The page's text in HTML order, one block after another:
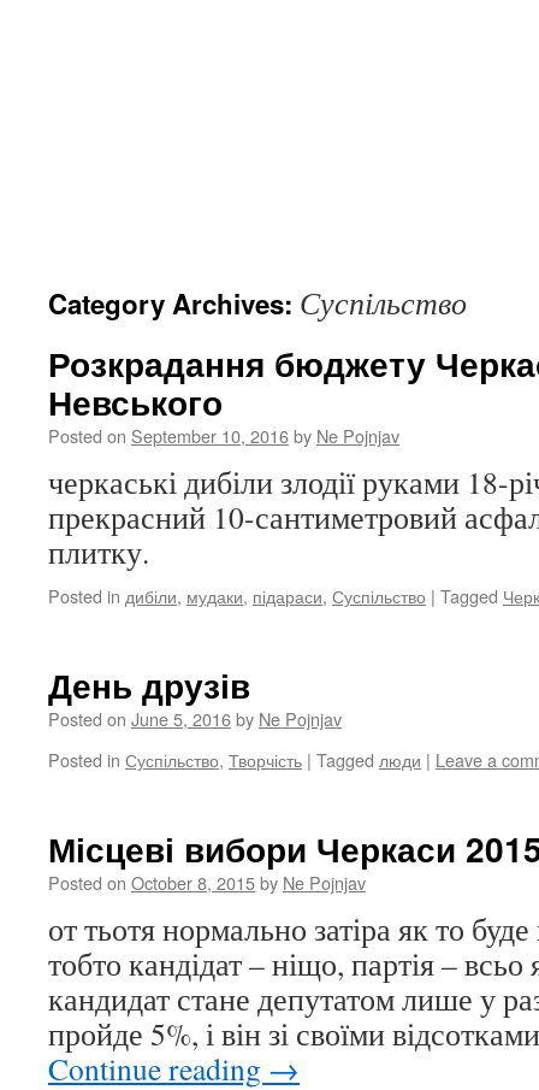
Category Archives: Суспільство
Розкрадання бюджету
Невського
Posted on September 10, 2016by Ne Pojnjav
черкаські дибіли злодії руками 18-
прекрасний 10-сантиметровий
плитку.
Posted in дибіли, мудаки, підараси, Суспільство | Tagged
День друзів
Posted on June 5, 2016by Ne Pojnjav
Posted in Суспільство, Творчість | Tagged люди | Leave a
Місцеві вибори Черкаси
Posted on October 8, 2015by Ne Pojnjav
от тьотя нормально затіра як то
тобто кандідат – ніщо, партія – всьо
кандидат стане депутатом лише у
пройде 5%, і він зі своїми
Continue reading →